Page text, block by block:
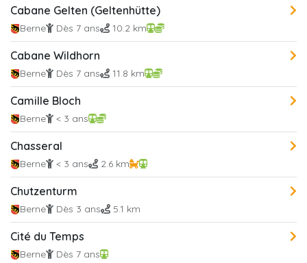
Cabane Gelten (Geltenhütte)
Berne Dès 7 ans 10.2 km
Cabane Wildhorn
Berne Dès 7 ans 11.8 km
Camille Bloch
Berne < 3 ans
Chasseral
Berne < 3 ans 2.6 km
Chutzenturm
Berne Dès 3 ans 5.1 km
Cité du Temps
Berne Dès 7 ans